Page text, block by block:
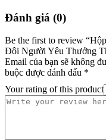
Đánh giá (0)
Be the first to review
Đôi Người Yêu Thưởng
Email của bạn sẽ không
buộc được đánh dấu *
Your rating of this product